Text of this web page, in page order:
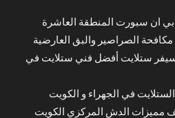
الصراصير والبق العارضية
ستلايت أفضل فني ستلايت في
في الجهراء و الكويت
مميزات الدش المركزي الكويت